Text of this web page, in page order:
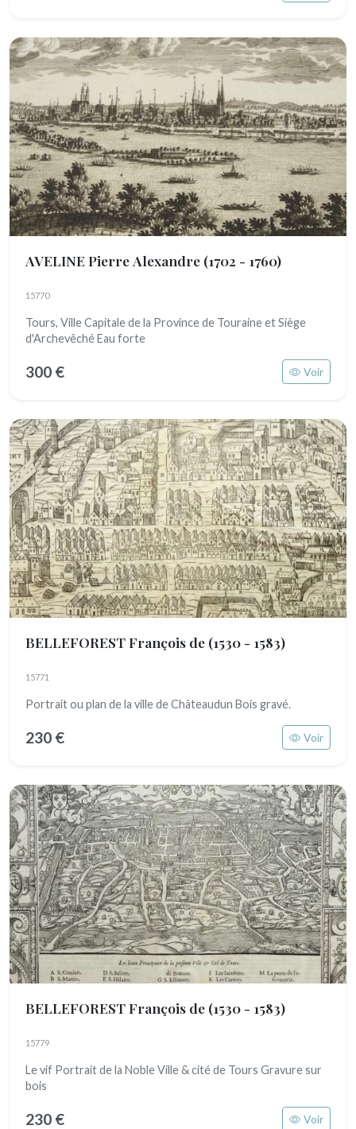
AVELINE Pierre Alexandre (1702 - 1760)
15770
Tours, Ville Capitale de la Province de Touraine et Siège
d'Archevêché Eau forte
300 € Voir
BELLEFOREST François de (1530 - 1583)
15771
Portrait ou plan de la ville de Châteaudun Bois gravé.
230 € Voir
BELLEFOREST François de (1530 - 1583)
15779
Le vif Portrait de la Noble Ville & cité de Tours Gravure sur
bois
230 € Voir